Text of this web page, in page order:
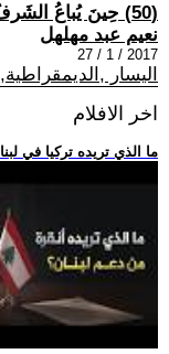
(50) حِينَ يُباعُ الشَرفُ بالترفْ
نعيم عبد مهلهل
2017 / 1 / 27
اليسار
اخر الافلام
.. ما الذي تريده تركيا في